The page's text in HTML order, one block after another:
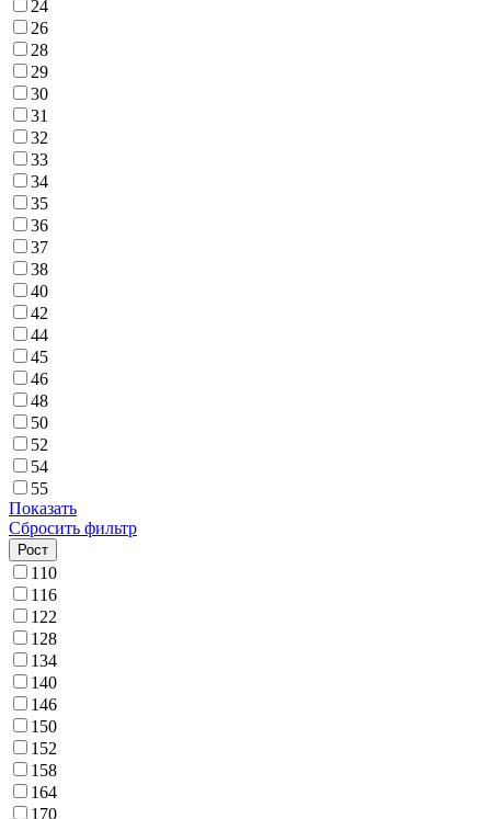
24
26
28
29
30
31
32
33
34
35
36
37
38
40
42
44
45
46
48
50
52
54
55
Показать
Сбросить фильтр
Рост
110
116
122
128
134
140
146
150
152
158
164
170